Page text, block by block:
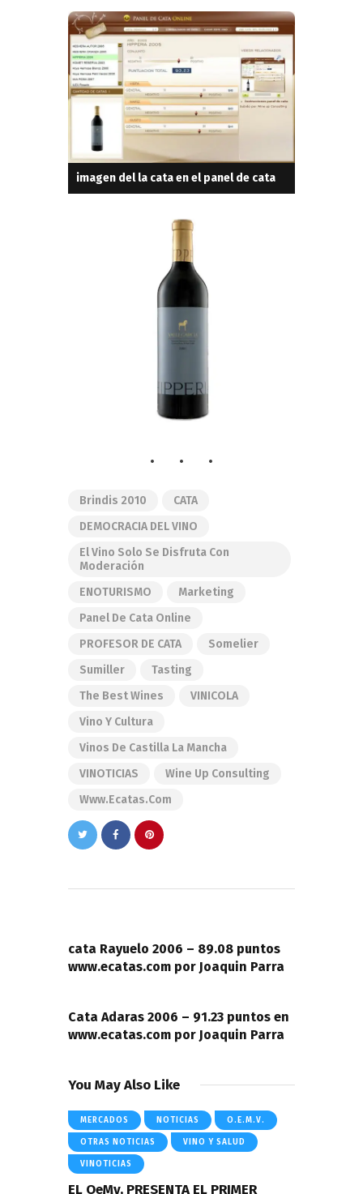
imagen del la cata en el panel de cata
Brindis 2010
CATA
DEMOCRACIA DEL VINO
El Vino Solo Se Disfruta Con
Moderación
ENOTURISMO
Marketing
Panel De Cata Online
PROFESOR DE CATA
Somelier
Sumiller
Tasting
The Best Wines
VINICOLA
Vino Y Cultura
Vinos De Castilla La Mancha
VINOTICIAS
Wine Up Consulting
Www.ecatas.com
entradas
cata Rayuelo 2006 – 89.08 puntos
www.ecatas.com por Joaquin Parra
Cata Adaras 2006 – 91.23 puntos en
www.ecatas.com por Joaquin Parra
You May Also Like
MERCADOS NOTICIAS O.E.M.V.
OTRAS NOTICIAS VINO Y SALUD
VINOTICIAS
EL OeMv, PRESENTA EL PRIMER